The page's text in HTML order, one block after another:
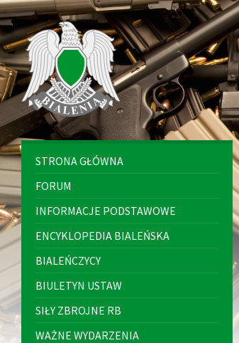
Skip
to
content
Skip
to
left
sidebar
Skip
to
footer
STRONA GŁÓWNA
FORUM
INFORMACJE PODSTAWOWE
ENCYKLOPEDIA BIALEŃSKA
BIALEŃCZYCY
BIULETYN USTAW
SIŁY ZBROJNE RB
WAŻNE WYDARZENIA